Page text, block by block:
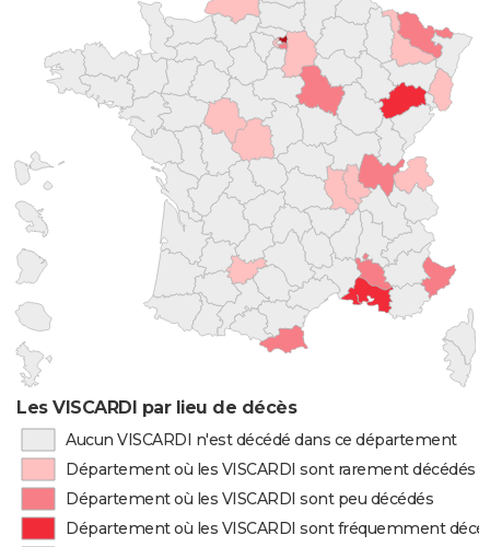
Les VISCARDI par lieu de décès
Aucun VISCARDI n'est décédé dans ce département
Département où les VISCARDI sont rarement décédés
Département où les VISCARDI sont peu décédés
Département où les VISCARDI sont fréquemment